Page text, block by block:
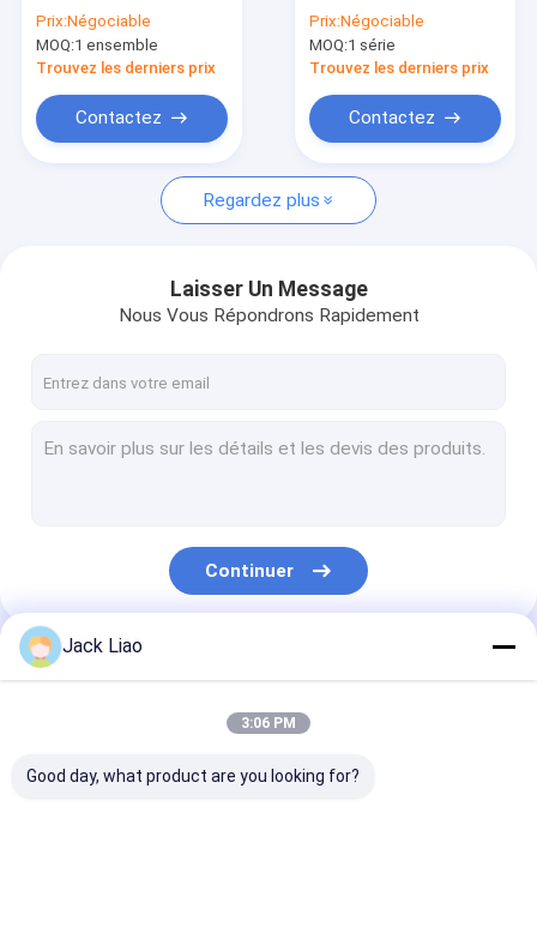
Contactez-nous
Nouvelles
Demander un devis
Éolienne d'aluminium de transformateur
La bobineuse de transformateur
Noyau de transformateur empilant le Tableau
Aileron ondulé formant la machine
câblage cuivre
horizontale
Prix:Négociable
MOQ:1 ensemble
Trouvez les derniers prix
Contactez
distribution
automatique
Prix:Négociable
MOQ:1 série
Trouvez les derniers prix
Contactez
Regardez plus
Laisser Un Message
Nous Vous Répondrons Rapidement
Continuer
Nos Catégories
Jack Liao
3:06 PM
Good day, what product are you looking for?